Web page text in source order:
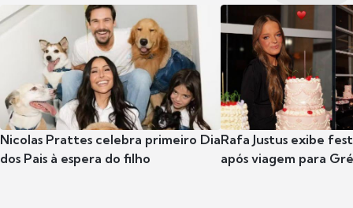
Nicolas Prattes celebra primeiro Dia
dos Pais à espera do filho
Rafa Justus exibe
após viagem para